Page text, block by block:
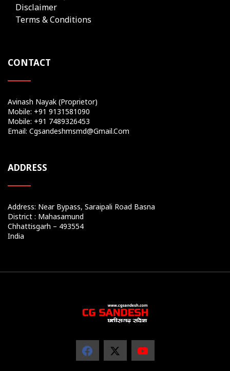
Disclaimer
Terms & Conditions
CONTACT
Avinash Nayak (Proprietor)
Mobile: +91 9131581090
Mobile: +91 7489326453
Email: Cgsandeshmsmd@gmail.com
ADDRESS
Address: Near Bypass, Saraipali Road Basna
District : Mahasamund
Chhattisgarh – 493554
India